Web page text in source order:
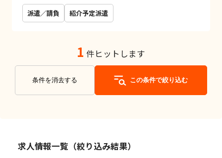
派遣／請負 紹介予定派遣
1 件ヒットします
条件を消去する この条件で絞り込む
求人情報一覧（絞り込み結果）